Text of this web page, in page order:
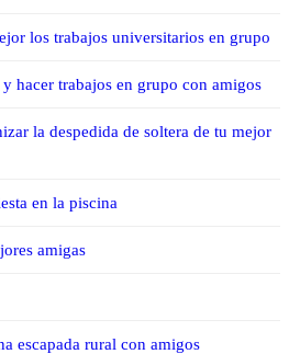
los trabajos universitarios en grupo
hacer trabajos en grupo con amigos
la despedida de soltera de tu mejor
en la piscina
amigas
escapada rural con amigos